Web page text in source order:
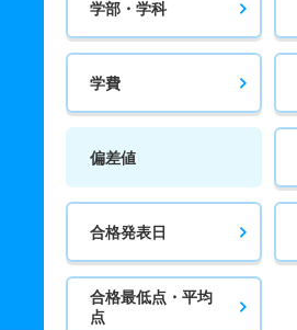
学部・学科
学費
偏差値
合格発表日
合格最低点・平均
点